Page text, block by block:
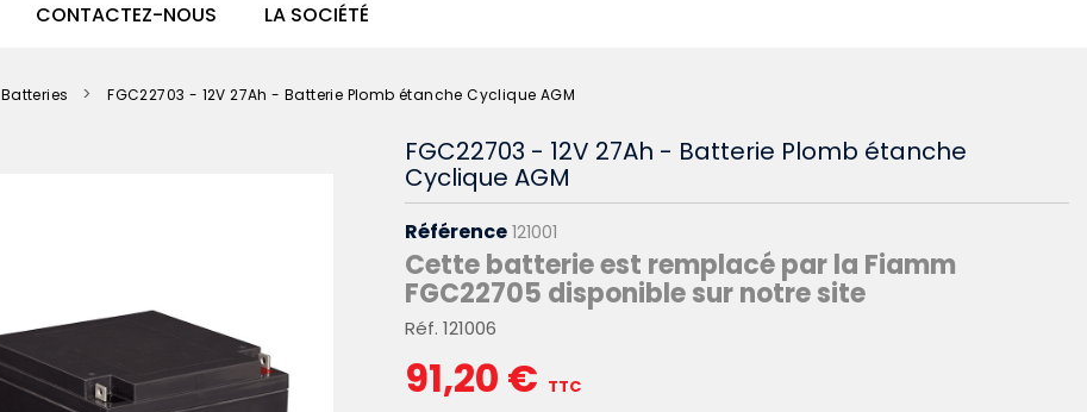
CONTACTEZ-NOUS LA SOCIÉTÉ
Batteries FGC22703 - 12V 27Ah - Batterie Plomb étanche Cyclique AGM
FGC22703 - 12V 27Ah - Batterie Plomb étanche
Cyclique AGM
Référence 121001
Cette batterie est remplacé par la Fiamm
FGC22705 disponible sur notre site
Réf. 121006
91,20 € TTC